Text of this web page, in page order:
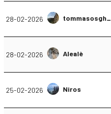
28-02-2026 tommasosgh_
28-02-2026 Alealè
25-02-2026 Niros